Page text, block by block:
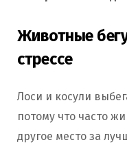
Животные
стрессе
Лоси и косули
потому что часто
другое место за